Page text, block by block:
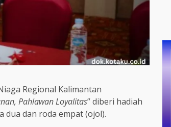
Regional Kalimantan
Pahlawan Loyalitas” diberi hadiah
dan roda empat (ojol).